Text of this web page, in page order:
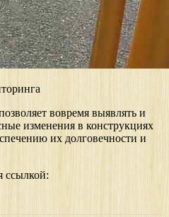
вовремя выявлять и
изменения в конструкциях
их долговечности и
ссылкой: